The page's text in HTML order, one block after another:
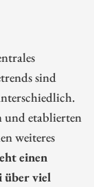
sind
und etablierten
weiteres
einen
über viel